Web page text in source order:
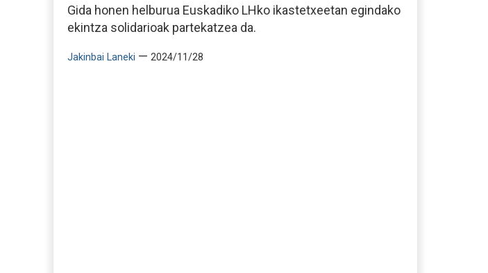
Gida honen helburua Euskadiko LHko ikastetxeetan egindako
ekintza solidarioak partekatzea da.
Jakinbai Laneki — 2024/11/28